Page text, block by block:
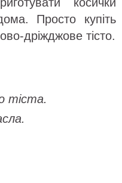
Просто купіть
дріжджове тісто.
тіста.